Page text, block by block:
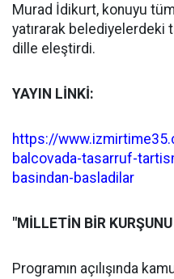
Murad İdikurt, konuyu
yatırarak belediyelerdeki
dille eleştirdi.
YAYIN LİNKİ:
https://
balcovada-tasarruf-
basindan-basladilar
"MİLLETİN BİR
Programın açılışında